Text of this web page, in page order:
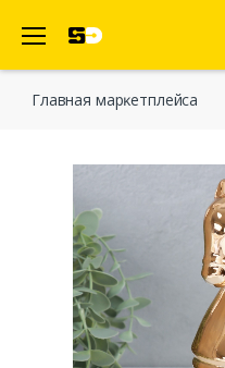
Главная марĸетплейса